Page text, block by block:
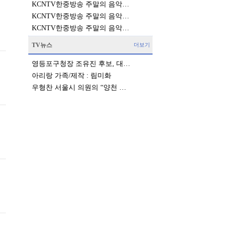
KCNTV한중방송 주말의 음악…
KCNTV한중방송 주말의 음악…
KCNTV한중방송 주말의 음악…
TV뉴스
영등포구청장 조유진 후보, 대…
아리랑 가족/제작 : 림미화
우형찬 서울시 의원의 “양천 …
더보기